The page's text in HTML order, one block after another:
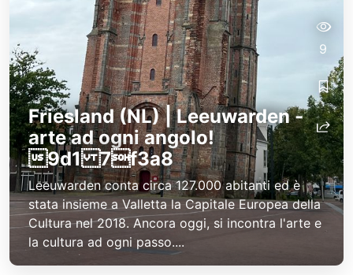
Friesland (NL) | Leeuwarden -
arte ad ogni angolo!
9d1 7f3a8
Leeuwarden conta circa 127.000 abitanti ed è
stata insieme a Valletta la Capitale Europea della
Cultura nel 2018. Ancora oggi, si incontra l'arte e
la cultura ad ogni passo....
9